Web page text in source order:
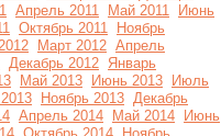
Апрель 2011 Май 2011
Июнь
Октябрь 2011
Ноябрь
Март 2012 Апрель
Декабрь 2012 Январь
Май 2013 Июнь 2013
Июль
Ноябрь 2013 Декабрь
Апрель 2014 Май 2014
Июнь